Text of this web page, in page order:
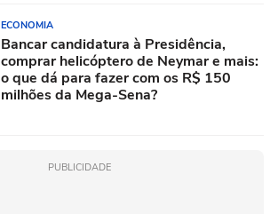
ECONOMIA
Bancar candidatura à Presidência,
comprar helicóptero de Neymar e mais:
o que dá para fazer com os R$ 150
milhões da Mega-Sena?
PUBLICIDADE